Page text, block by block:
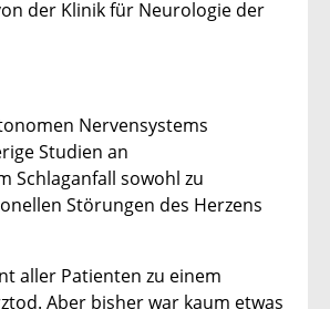
der Klinik für Neurologie der
Nervensystems
Studien an
Schlaganfall sowohl zu
Störungen des Herzens
aller Patienten zu einem
Aber bisher war kaum etwas